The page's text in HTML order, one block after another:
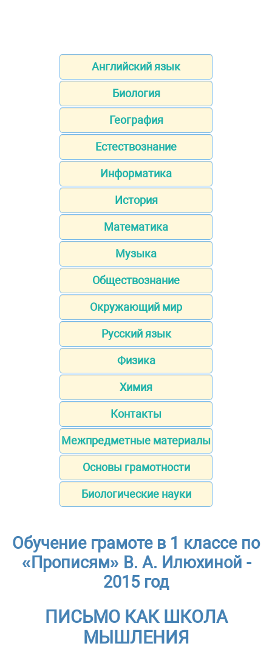
Английский язык
Биология
География
Естествознание
Информатика
История
Математика
Музыка
Обществознание
Окружающий мир
Русский язык
Физика
Химия
Контакты
Межпредметные материалы
Основы грамотности
Биологические науки
Обучение грамоте в 1 классе по
«Прописям» В. А. Илюхиной -
2015 год
ПИСЬМО КАК ШКОЛА
МЫШЛЕНИЯ